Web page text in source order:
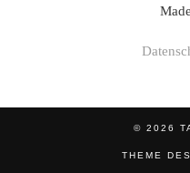
© 2026
THEME